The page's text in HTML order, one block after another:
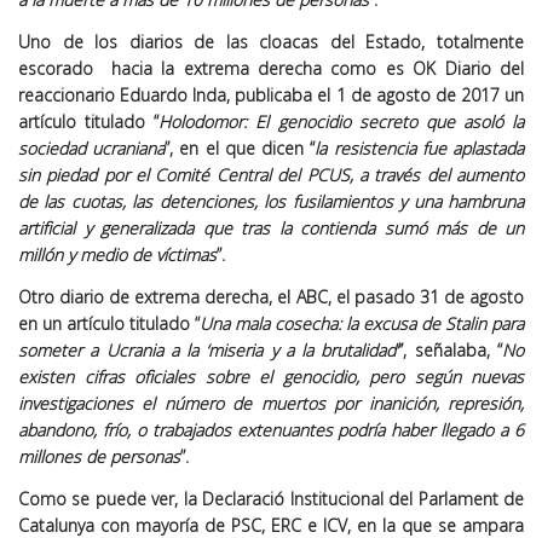
Uno de los diarios de las cloacas del Estado, totalmente
escorado hacia la extrema derecha como es OK Diario del
reaccionario Eduardo Inda, publicaba el 1 de agosto de 2017 un
artículo titulado “Holodomor: El genocidio secreto que asoló la
sociedad ucraniana”, en el que dicen “la resistencia fue aplastada
sin piedad por el Comité Central del PCUS, a través del aumento
de las cuotas, las detenciones, los fusilamientos y una hambruna
artificial y generalizada que tras la contienda sumó más de un
millón y medio de víctimas”.
Otro diario de extrema derecha, el ABC, el pasado 31 de agosto
en un artículo titulado “Una mala cosecha: la excusa de Stalin para
someter a Ucrania a la ‘miseria y a la brutalidad’”, señalaba, “No
existen cifras oficiales sobre el genocidio, pero según nuevas
investigaciones el número de muertos por inanición, represión,
abandono, frío, o trabajados extenuantes podría haber llegado a 6
millones de personas”.
Como se puede ver, la Declaració Institucional del Parlament de
Catalunya con mayoría de PSC, ERC e ICV, en la que se ampara